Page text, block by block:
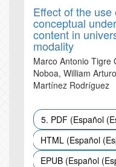
Effect of the
conceptual
content in
modality
Marco Antonio Tigre
Noboa, William
Martínez Rodríguez
5. PDF (Español
HTML (Español
EPUB (Español